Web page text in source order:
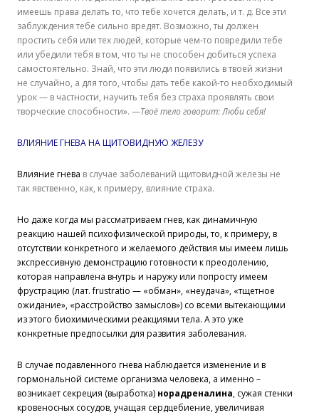
имеешь права делать то, что тебе хочется делать, и т. д. Все эти
заблуждения тебе сильно вредят. Возможно, ты должен
простить себя или тех людей, которые чем-то повредили тебе
или убедили тебя в том, что ты не способен добиться успеха
самостоятельно. Знай, что эти люди появились в твоей жизни
не случайно, а для того, чтобы дать тебе какой-то необходимый
урок — в частности, научить тебя без страха проявлять свои
творческие способности». —Твоё тело говорит: Люби себя!
ВЛИЯНИЕ ГНЕВА НА ЩИТОВИДНУЮ ЖЕЛЕЗУ
Влияние гнева в случае заболеваний щитовидной железы не
так явственно, как, к примеру, влияние страха.
Но даже когда мы рассматриваем гнев, как динамичную
реакцию нашей психофизической природы, то, к примеру, в
отсутствии конкретного и желаемого действия мы имеем лишь
экспрессивную демонстрацию готовности к преодолению,
которая направлена внутрь и наружу или попросту имеем
фрустрацию (лат. frustratio — «обман», «неудача», «тщетное
ожидание», «расстройство замыслов») со всеми вытекающими
из этого биохимическими реакциями тела. А это уже
конкретные предпосылки для развития заболевания.
В случае подавленного гнева наблюдается изменение и в
гормональной системе организма человека, а именно –
возникает секреция (выработка) норадреналина, сужая стенки
кровеносных сосудов, учащая сердцебиение, увеличивая